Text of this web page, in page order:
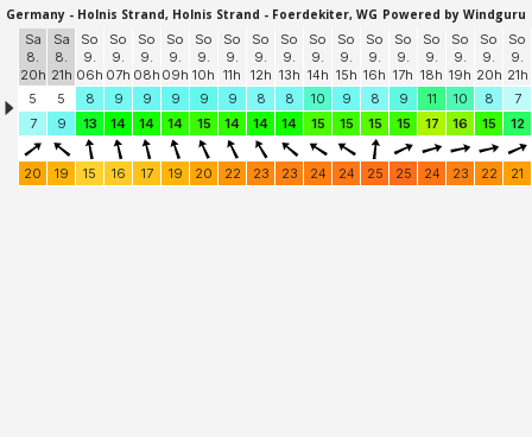
Germany - Holnis Strand, Holnis Strand - Foerdekiter, WG Powered by Windguru
Sa
8.
20h
Sa
8.
21h
So
9.
06h
So
9.
07h
So
9.
08h
So
9.
09h
So
9.
10h
So
9.
11h
So
9.
12h
So
9.
13h
So
9.
14h
So
9.
15h
So
9.
16h
So
9.
17h
So
9.
18h
So
9.
19h
So
9.
20h
So
9.
21h
5
5 8 9 9 9 9 9 8 8 10 9 8 9 11 10 8
7
7
9 13 14 14 14 15 14 14 14 15 15 15 15 17 16 15 12
20 19 15 16 17 19 20 22 23 23 24 24 25 25 24 23 22 21